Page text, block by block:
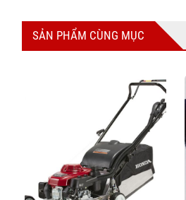
SẢN PHẨM CÙNG MỤC